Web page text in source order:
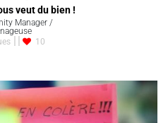
veut du bien !
Manager /
10